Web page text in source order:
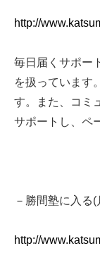
http://
毎日届くサポー
を扱っています
す。また、コミ
サポートし、ペ
－勝間塾に入る
http://